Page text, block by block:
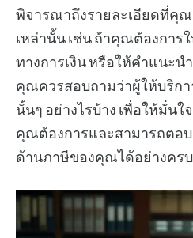
พิจารณาถึงรายละเอียดที่คุ
เหล่านั้น เช่น ถ้าคุณต้องการ
ทางการเงิน หรือให้คำแนะ
คุณควรสอบถามว่าผู้ให้บริก
นั้นๆ อย่างไรบ้าง เพื่อให้มั่น
คุณต้องการและสามารถตอ
ด้านภาษีของคุณได้อย่างคร